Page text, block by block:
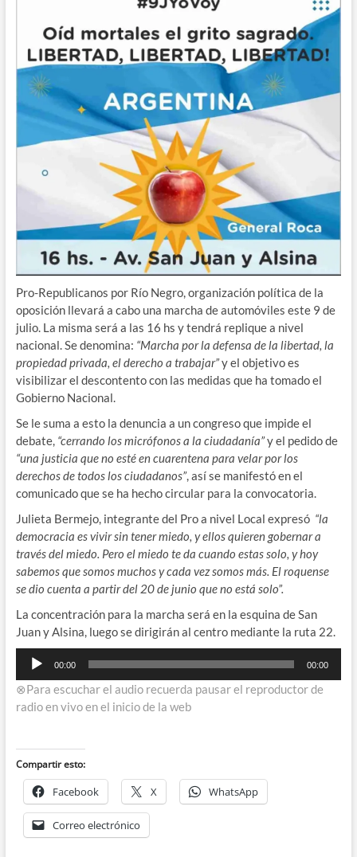
Pro-Republicanos por Río Negro, organización política de la
oposición llevará a cabo una marcha de automóviles este 9 de
julio. La misma será a las 16 hs y tendrá replique a nivel
nacional. Se denomina: “Marcha por la defensa de la libertad, la
propiedad privada, el derecho a trabajar”y el objetivo es
visibilizar el descontento con las medidas que ha tomado el
Gobierno Nacional.
Se le suma a esto la denuncia a un congreso que impide el
debate, “cerrando los micrófonos a la ciudadanía”y el pedido de
“una justicia que no esté en cuarentena para velar por los
derechos de todos los ciudadanos”, así se manifestó en el
comunicado que se ha hecho circular para la convocatoria.
Julieta Bermejo, integrante del Pro a nivel Local expresó “la
democracia es vivir sin tener miedo, y ellos quieren gobernar a
través del miedo. Pero el miedo te da cuando estas solo, y hoy
sabemos que somos muchos y cada vez somos más. El roquense
se dio cuenta a partir del 20 de junio que no está solo”.
La concentración para la marcha será en la esquina de San
Juan y Alsina, luego se dirigirán al centro mediante la ruta 22.
Reproductor
audio
00:00 00:00
⊗Para escuchar el audio recuerda pausar el reproductor de
radio en vivo en el inicio de la web
Compartir esto:
Facebook X WhatsApp
Correo electrónico